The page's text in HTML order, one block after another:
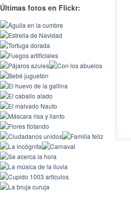
Últimas fotos en Flickr: